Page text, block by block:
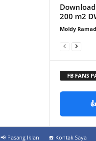
200 m2
Moldy
FB FANS
📢 Pasang Iklan ☎️ Kontak Saya